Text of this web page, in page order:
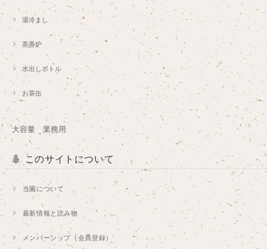
湯冷まし
茶香炉
水出しボトル
お茶缶
大容量 業務用
このサイトについて
当園について
最新情報と読み物
メンバーシップ（会員登録）